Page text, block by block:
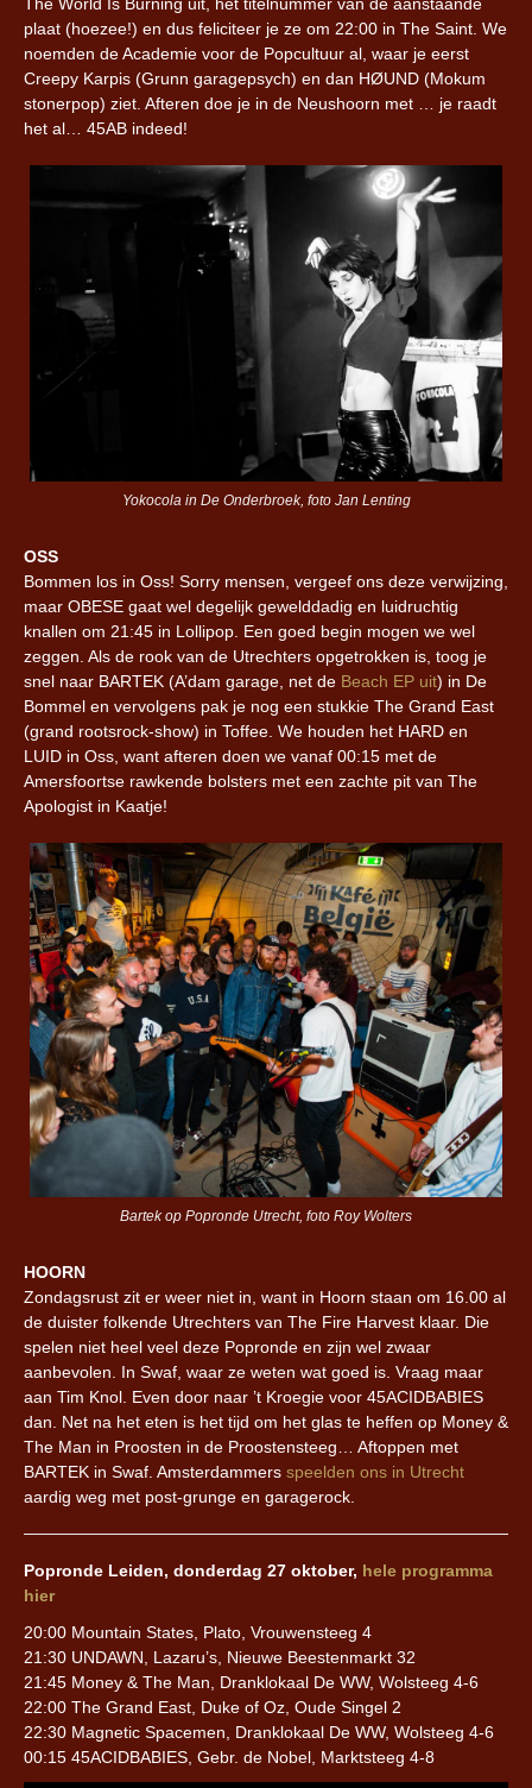
The World Is Burning uit, het titelnummer van de aanstaande
plaat (hoezee!) en dus feliciteer je ze om 22:00 in The Saint. We
noemden de Academie voor de Popcultuur al, waar je eerst
Creepy Karpis (Grunn garagepsych) en dan HØUND (Mokum
stonerpop) ziet. Afteren doe je in de Neushoorn met … je raadt
het al… 45AB indeed!
Yokocola in De Onderbroek, foto Jan Lenting
OSS
Bommen los in Oss! Sorry mensen, vergeef ons deze verwijzing,
maar OBESE gaat wel degelijk gewelddadig en luidruchtig
knallen om 21:45 in Lollipop. Een goed begin mogen we wel
zeggen. Als de rook van de Utrechters opgetrokken is, toog je
snel naar BARTEK (A’dam garage, net de Beach EP uit) in De
Bommel en vervolgens pak je nog een stukkie The Grand East
(grand rootsrock-show) in Toffee. We houden het HARD en
LUID in Oss, want afteren doen we vanaf 00:15 met de
Amersfoortse rawkende bolsters met een zachte pit van The
Apologist in Kaatje!
Bartek op Popronde Utrecht, foto Roy Wolters
HOORN
Zondagsrust zit er weer niet in, want in Hoorn staan om 16.00 al
de duister folkende Utrechters van The Fire Harvest klaar. Die
spelen niet heel veel deze Popronde en zijn wel zwaar
aanbevolen. In Swaf, waar ze weten wat goed is. Vraag maar
aan Tim Knol. Even door naar ’t Kroegie voor 45ACIDBABIES
dan. Net na het eten is het tijd om het glas te heffen op Money &
The Man in Proosten in de Proostensteeg… Aftoppen met
BARTEK in Swaf. Amsterdammers speelden ons in Utrecht
aardig weg met post-grunge en garagerock.
Popronde Leiden, donderdag 27 oktober, hele programma
hier
20:00 Mountain States, Plato, Vrouwensteeg 4
21:30 UNDAWN, Lazaru’s, Nieuwe Beestenmarkt 32
21:45 Money & The Man, Dranklokaal De WW, Wolsteeg 4-6
22:00 The Grand East, Duke of Oz, Oude Singel 2
22:30 Magnetic Spacemen, Dranklokaal De WW, Wolsteeg 4-6
00:15 45ACIDBABIES, Gebr. de Nobel, Marktsteeg 4-8